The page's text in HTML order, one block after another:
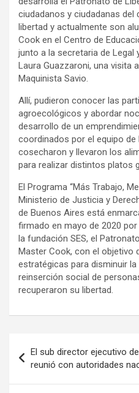
ciudadanos y ciudadanas
libertad y actualmente son
Cook en el Centro de
junto a la secretaria de Legal
Laura Guazzaroni, una visita
Maquinista Savio.
Allí, pudieron conocer las
agroecológicos y abordar
desarrollo de un
coordinados por el equipo de
cosecharon y llevaron los
para realizar distintos platos
El Programa “Más Trabajo,
Ministerio de Justicia y
de Buenos Aires está
firmado en mayo de 2020
la fundación SES, el
Master Cook, con el objetivo
estratégicas para disminuir
reinserción social de
recuperaron su libertad.
de
entradas
El sub director ejecutivo
reunió con autoridades